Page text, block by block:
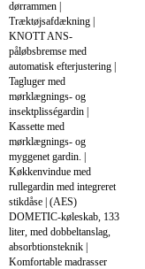
dørrammen |
Træktøjsafdækning |
KNOTT ANS-
påløbsbremse med
automatisk efterjustering |
Tagluger med
mørklægnings- og
insektplisségardin |
Kassette med
mørklægnings- og
myggenet gardin. |
Køkkenvindue med
rullegardin med integreret
stikdåse | (AES)
DOMETIC-køleskab, 133
liter, med dobbeltanslag,
absorbtionsteknik |
Komfortable madrasser